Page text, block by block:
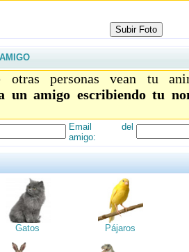
otras personas vean tu
un amigo escribiendo tu
Email del
amigo:
Gatos Pájaros